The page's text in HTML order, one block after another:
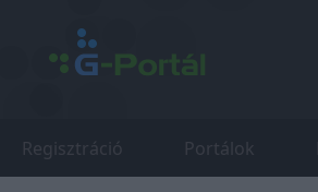
Regisztráció Portálok